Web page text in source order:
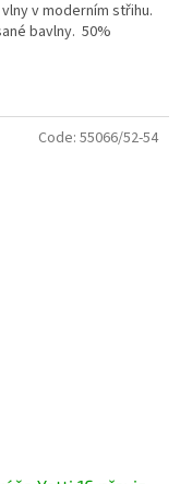
v moderním střihu.
bavlny. 50%
Code: 55066/52-54